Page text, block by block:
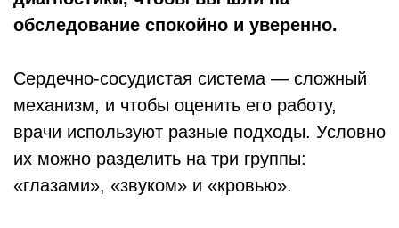
обследование спокойно и уверенно.
Сердечно-сосудистая система — сложный
механизм, и чтобы оценить его работу,
врачи используют разные подходы. Условно
их можно разделить на три группы:
«глазами», «звуком» и «кровью».